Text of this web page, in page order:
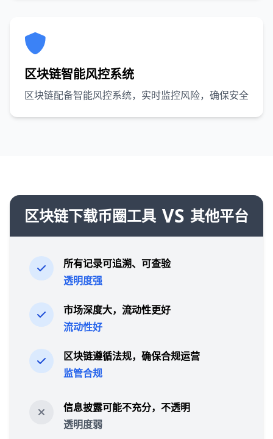
区块链智能风控系统
区块链配备智能风控系统，实时监控风险，确保安全
区块链下载币圈工具 VS 其他平台
所有记录可追溯、可查验
透明度强
市场深度大，流动性更好
流动性好
区块链遵循法规，确保合规运营
监管合规
信息披露可能不充分，不透明
透明度弱